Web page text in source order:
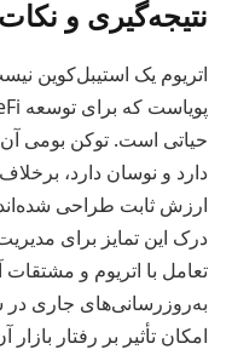
نتیجه‌گیری و
اتریوم یک استیبل‌کوین
دارد و نوسان دارد،
ارزش ثابت طراحی
درک این تمایز برای
تعامل با اتریوم و
به‌روزرسانی‌های جاری در
امکان تأثیر بر رفتار